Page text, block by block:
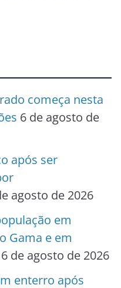
começa nesta
6 de agosto de
após ser
agosto de 2026
em
Gama e em
6 de agosto de 2026
enterro após